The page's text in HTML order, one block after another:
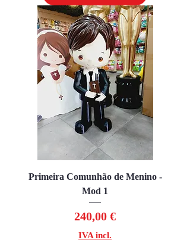
Primeira Comunhão de Menino -
Mod 1
Preço
240,00 €
IVA incl.